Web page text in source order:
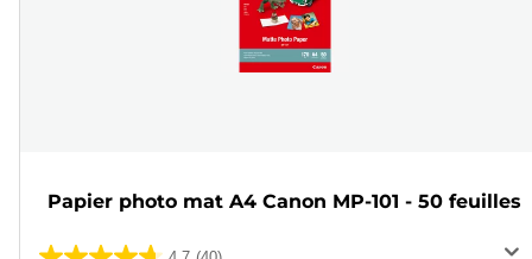
Papier photo mat A4 Canon MP-101 - 50 feuilles